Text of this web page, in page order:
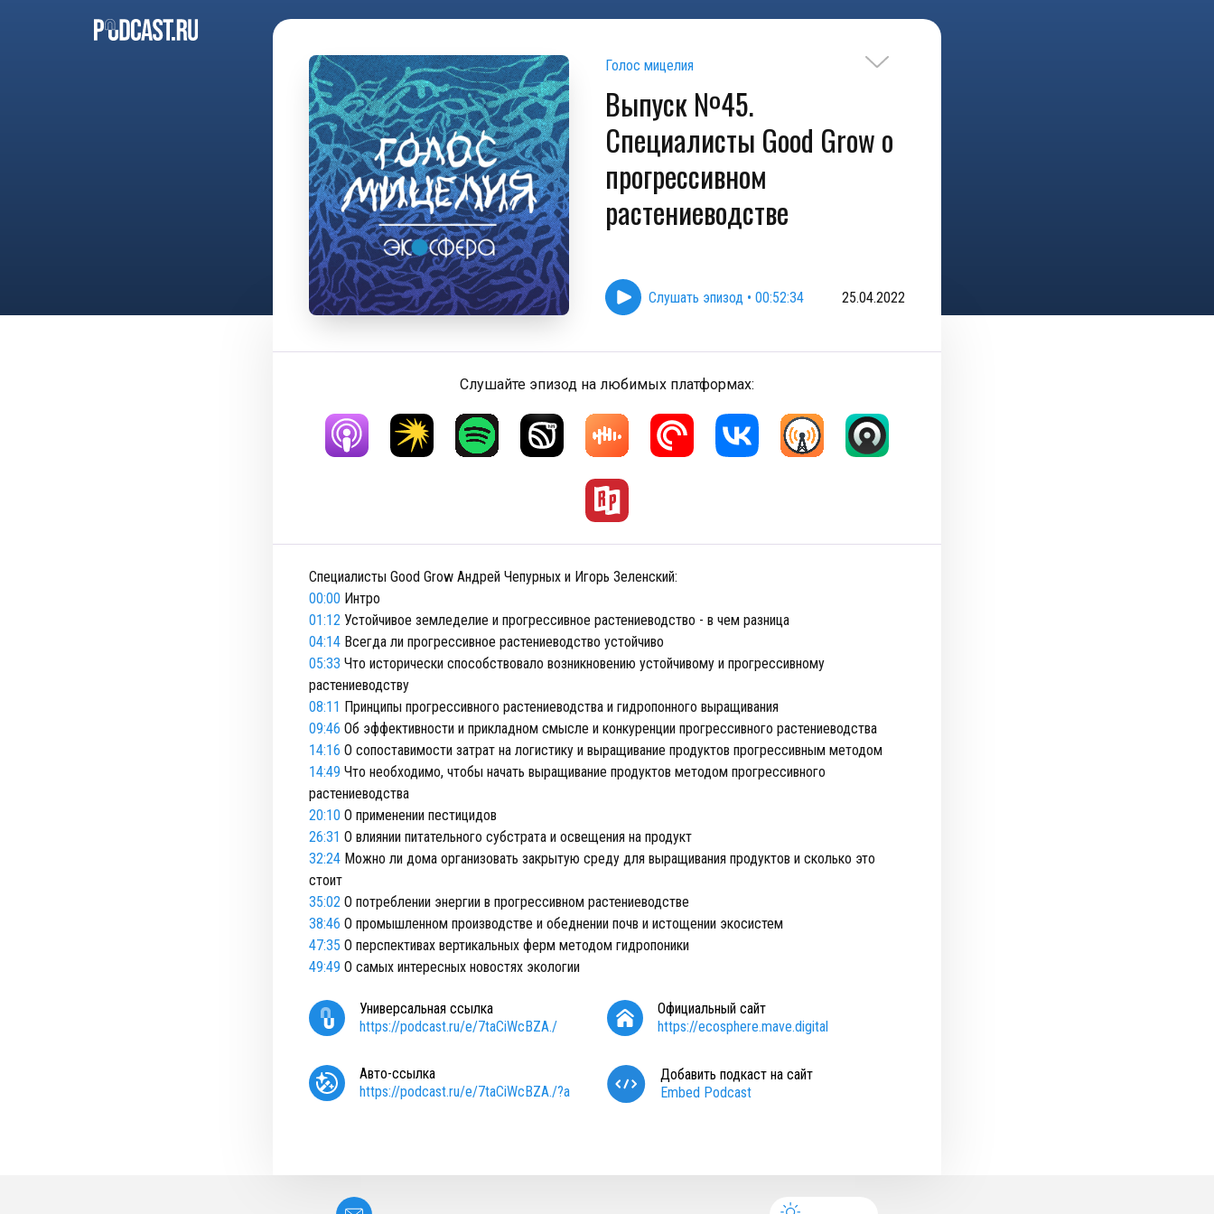
Голос мицелия
Выпуск №45.
Специалисты Good Grow о
прогрессивном
растениеводстве
Слушать эпизод • 00:52:34 25.04.2022
Слушайте эпизод на любимых платформах:
Специалисты Good Grow Андрей Чепурных и Игорь Зеленский:
00:00 Интро
01:12 Устойчивое земледелие и прогрессивное растениеводство - в чем разница
04:14 Всегда ли прогрессивное растениеводство устойчиво
05:33 Что исторически способствовало возникновению устойчивому и прогрессивному
растениеводству
08:11 Принципы прогрессивного растениеводства и гидропонного выращивания
09:46 Об эффективности и прикладном смысле и конкуренции прогрессивного растениеводства
14:16 О сопоставимости затрат на логистику и выращивание продуктов прогрессивным методом
14:49 Что необходимо, чтобы начать выращивание продуктов методом прогрессивного
растениеводства
20:10 О применении пестицидов
26:31 О влиянии питательного субстрата и освещения на продукт
32:24 Можно ли дома организовать закрытую среду для выращивания продуктов и сколько это
стоит
35:02 О потреблении энергии в прогрессивном растениеводстве
38:46 О промышленном производстве и обеднении почв и истощении экосистем
47:35 О перспективах вертикальных ферм методом гидропоники
49:49 О самых интересных новостях экологии
Универсальная ссылка
https://podcast.ru/e/7taCiWcBZA./
Официальный сайт
https://ecosphere.mave.digital
Авто-ссылка
https://podcast.ru/e/7taCiWcBZA./?a
Добавить подкаст на сайт
Embed Podcast